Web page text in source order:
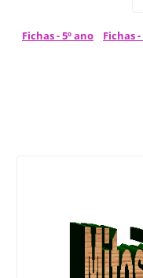
Fichas - 5º ano Fichas